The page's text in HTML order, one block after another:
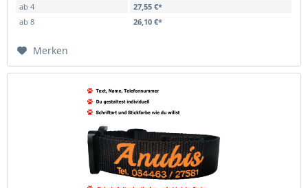
ab 4
27,55 €*
ab 8 26,10 €*
Merken